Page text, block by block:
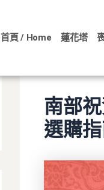
首頁 / Home 蓮花塔
南部
選購